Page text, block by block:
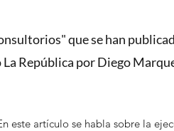
que se han
República por Diego
este artículo se habla sobre la